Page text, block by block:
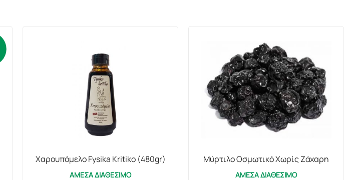
Χαρουπόμελο Fysika Kritiko (480gr)
ΑΜΕΣΑ ΔΙΑΘΕΣΙΜΟ
Μύρτιλο Οσμωτικό Χωρίς Ζάχαρη
ΑΜΕΣΑ ΔΙΑΘΕΣΙΜΟ